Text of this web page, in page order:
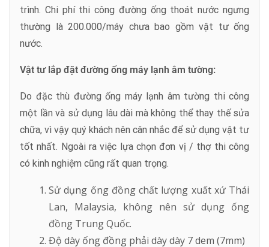
trình. Chi phí thi công đường ống thoát nước ngưng
thường là 200.000/máy chưa bao gồm vật tư ống
nước.
Vật tư lắp đặt đường ống máy lạnh âm tường:
Do đặc thù đường ống máy lạnh âm tường thi công
một lần và sử dụng lâu dài mà không thể thay thế sửa
chữa, vì vậy quý khách nên cân nhắc để sử dụng vật tư
tốt nhất. Ngoài ra việc lựa chọn đơn vị / thợ thi công
có kinh nghiệm cũng rất quan trọng.
Sử dụng ống đồng chất lượng xuất xứ Thái
Lan, Malaysia, không nên sử dụng ống
đồng Trung Quốc.
Độ dày ống đồng phải dày dày 7 dem (7mm)